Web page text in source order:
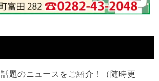
話題のニュースをご紹介！（随時更